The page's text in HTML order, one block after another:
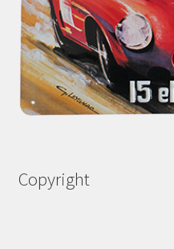
Copyright